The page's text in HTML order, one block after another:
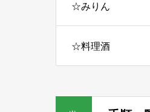
☆みりん
☆料理酒